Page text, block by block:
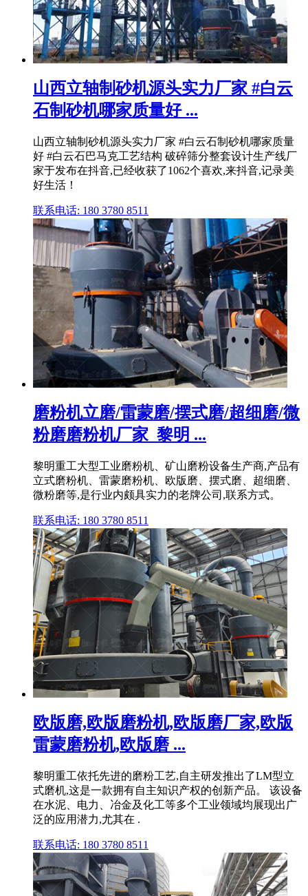
山西立轴制砂机源头实力厂家 #白云
石制砂机哪家质量好 ...
山西立轴制砂机源头实力厂家 #白云石制砂机哪家质量
好 #白云石巴马克工艺结构 破碎筛分整套设计生产线厂
家于发布在抖音,已经收获了1062个喜欢,来抖音,记录美
好生活！
联系电话: 180 3780 8511
磨粉机立磨/雷蒙磨/摆式磨/超细磨/微
粉磨磨粉机厂家_黎明 ...
黎明重工大型工业磨粉机、矿山磨粉设备生产商,产品有
立式磨粉机、雷蒙磨粉机、欧版磨、摆式磨、超细磨、
微粉磨等,是行业内颇具实力的老牌公司,联系方式。
联系电话: 180 3780 8511
欧版磨,欧版磨粉机,欧版磨厂家,欧版
雷蒙磨粉机,欧版磨 ...
黎明重工依托先进的磨粉工艺,自主研发推出了LM型立
式磨机,这是一款拥有自主知识产权的创新产品。 该设备
在水泥、电力、冶金及化工等多个工业领域均展现出广
泛的应用潜力,尤其在 .
联系电话: 180 3780 8511